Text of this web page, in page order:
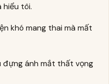
hiểu tôi.
khó mang thai mà mất
đựng ánh mắt thất vọng